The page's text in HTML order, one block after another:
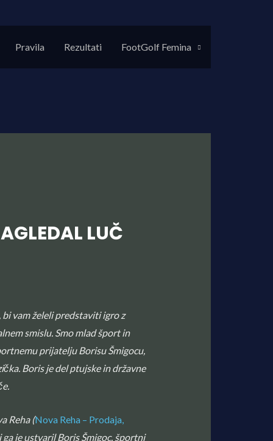
Pravila Rezultati FootGolf Femina
LUČ
vam želeli predstaviti igro z
smislu. Smo mlad šport in
prijatelju Borisu Šmigocu,
Boris je del ptujske in državne
Reha (Nova Reha – Prodaja,
je ustvaril Boris Šmigoc, športni